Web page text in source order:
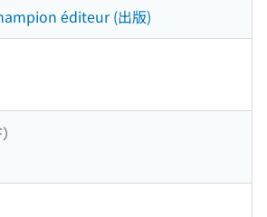
éditeur (出版)